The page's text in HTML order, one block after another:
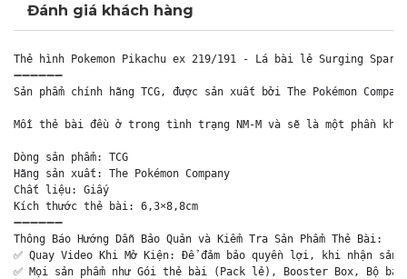
Đánh giá khách hàng
Thẻ hình Pokemon Pikachu ex 219/191 - Lá bài lẻ Surging
➖➖➖➖➖➖
Sản phẩm chính hãng TCG, được sản xuất bởi The Pokémon
Mỗi thẻ bài đều ở trong tình trạng NM-M và sẽ là một phần
Dòng sản phẩm: TCG
Hãng sản xuất: The Pokémon Company
Chất liệu: Giấy
Kích thước thẻ bài: 6,3×8,8cm
➖➖➖➖➖➖
Thông Báo Hướng Dẫn Bảo Quản và Kiểm Tra Sản Phẩm Thẻ Bài:
✅ Quay Video Khi Mở Kiện: Để đảm bảo quyền lợi, khi nhận
✅ Mọi sản phẩm như Gói thẻ bài (Pack lẻ), Booster Box, Bộ